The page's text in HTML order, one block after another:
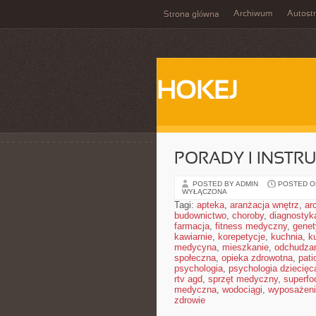
Strona główna Archiwum
HOKEJ
PORADY I
POSTED BY ADMIN POSTED
WYŁĄCZONA
Tagi: apteka, aranżacja wnętrz,
budownictwo, choroby,
farmacja, fitness medyczny,
kawiarnie, korepetycje, kuchnia,
medycyna, mieszkanie,
społeczna, opieka zdrowotna,
psychologia, psychologia
rtv agd, sprzęt medyczny,
medyczna, wodociągi,
zdrowie